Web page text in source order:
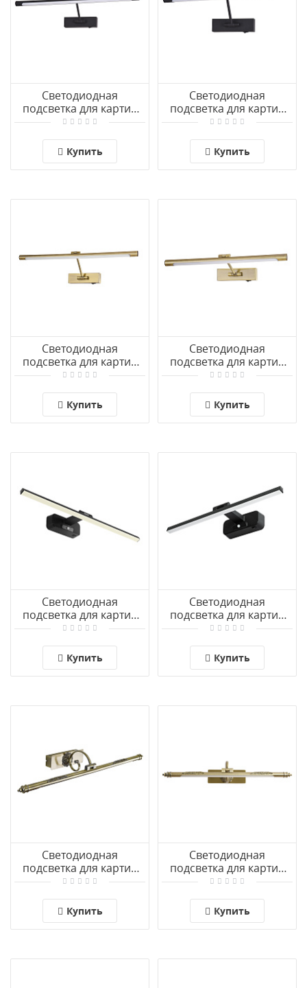
Светодиодная
подсветка для картин
Arte Lamp HARRISON
Купить
Светодиодная
подсветка для картин
Arte Lamp HARRISON
Купить
Светодиодная
подсветка для картин
Arte Lamp HARRISON
Купить
Светодиодная
подсветка для картин
Arte Lamp HARRISON
Купить
Светодиодная
подсветка для картин
Arte Lamp PICTURE
Купить
Светодиодная
подсветка для картин
Arte Lamp PICTURE
Купить
Светодиодная
подсветка для картин
Arte Lamp LEONARDO
Купить
Светодиодная
подсветка для картин
Arte Lamp LEONARDO
Купить